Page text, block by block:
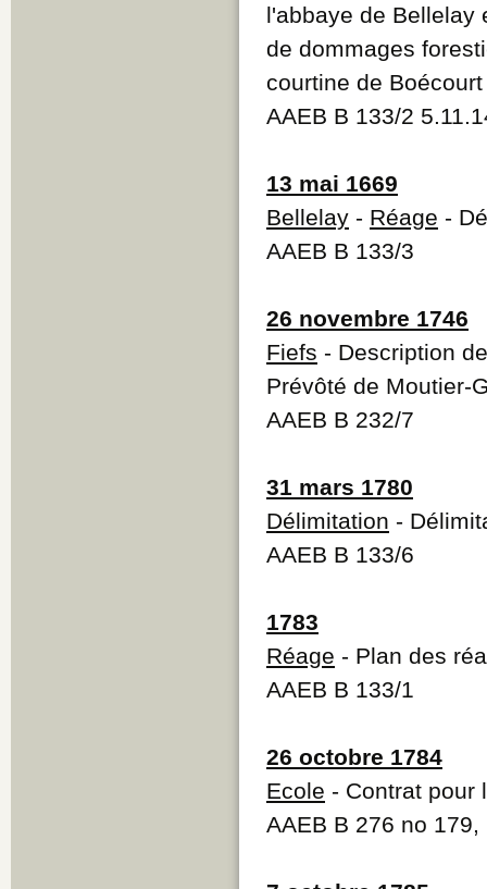
l'abbaye de Bellelay
de dommages
courtine de Boécourt
AAEB B 133/2
13 mai 1669
Bellelay - Réage -
AAEB B 133/3
26 novembre 1746
Fiefs - Description
Prévôté de Moutier-
AAEB B 232/7
31 mars 1780
Délimitation -
AAEB B 133/6
1783
Réage - Plan des
AAEB B 133/1
26 octobre 1784
Ecole - Contrat pour
AAEB B 276 no 179,